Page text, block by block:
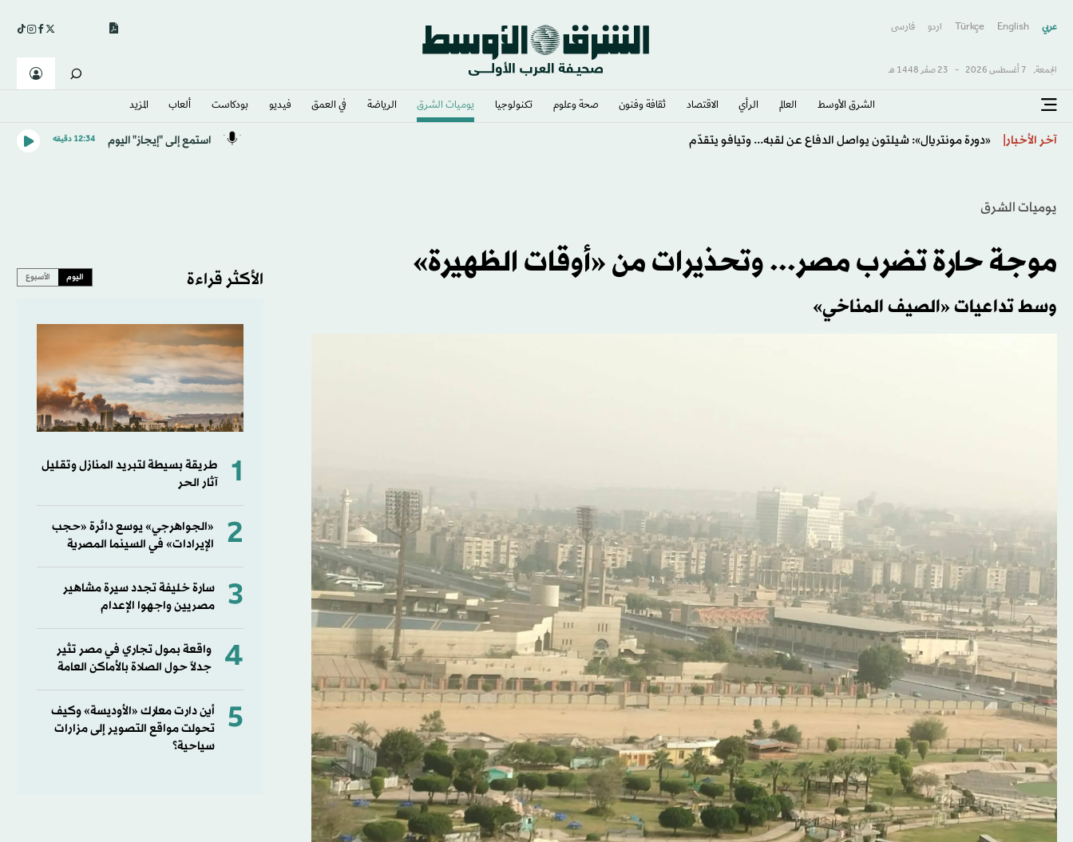
عربي English
Türkçe اردو فارسى
الجمعة, 7 أغسطس 2026 - 23 صفَر 1448 هـ
الشرق الأوسط​ العالم الرأي الاقتصاد ثقافة وفنون صحة وعلوم تكنولوجيا يوميات الشرق​ الرياضة في العمق فيديو بودكاست ألعاب المزيد
آخر الأخبار «دورة مونتريال»: شيلتون يواصل الدفاع عن لقبه... وتيافو يتقدّم استمع إلى "إيجاز" اليوم 12:34 دقيقه
يوميات الشرق
موجة حارة تضرب مصر... وتحذيرات من «أوقات الظهيرة»
وسط تداعيات «الصيف المناخي»
الأكثر قراءة اليوم الأسبوع
1
طريقة بسيطة لتبريد المنازل وتقليل
آثار الحر
2
«الجواهرجي» يوسع دائرة «حجب
الإيرادات» في السينما المصرية
3
سارة خليفة تجدد سيرة مشاهير
مصريين واجهوا الإعدام
4
واقعة بمول تجاري في مصر تثير
جدلاً حول الصلاة بالأماكن العامة
5
أين دارت معارك «الأوديسة» وكيف
تحولت مواقع التصوير إلى مزارات
سياحية؟